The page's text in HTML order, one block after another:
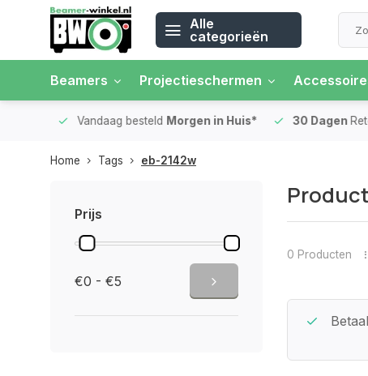
Alle
categorieën
Beamers Projectieschermen
Vandaag besteldMorgen in Huis* 30 Dagen
Home Tags eb-2142w
Prijs
€0 - €5
0 Producten
Beste Service Garantie